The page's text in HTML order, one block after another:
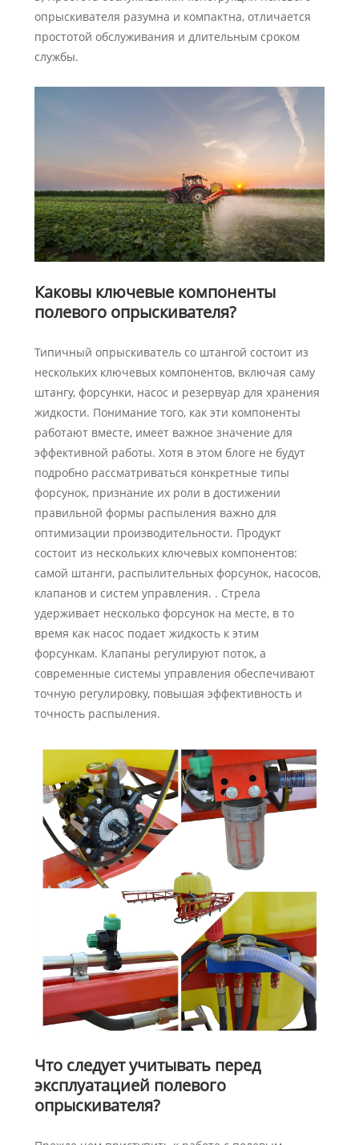
опрыскивателя разумна и компактна, отличается
простотой обслуживания и длительным сроком
службы.
Каковы ключевые компоненты
полевого опрыскивателя?
Типичный опрыскиватель со штангой состоит из
нескольких ключевых компонентов, включая саму
штангу, форсунки, насос и резервуар для хранения
жидкости. Понимание того, как эти компоненты
работают вместе, имеет важное значение для
эффективной работы. Хотя в этом блоге не будут
подробно рассматриваться конкретные типы
форсунок, признание их роли в достижении
правильной формы распыления важно для
оптимизации производительности. Продукт
состоит из нескольких ключевых компонентов:
самой штанги, распылительных форсунок, насосов,
клапанов и систем управления. . Стрела
удерживает несколько форсунок на месте, в то
время как насос подает жидкость к этим
форсункам. Клапаны регулируют поток, а
современные системы управления обеспечивают
точную регулировку, повышая эффективность и
точность распыления.
Что следует учитывать перед
эксплуатацией полевого
опрыскивателя?